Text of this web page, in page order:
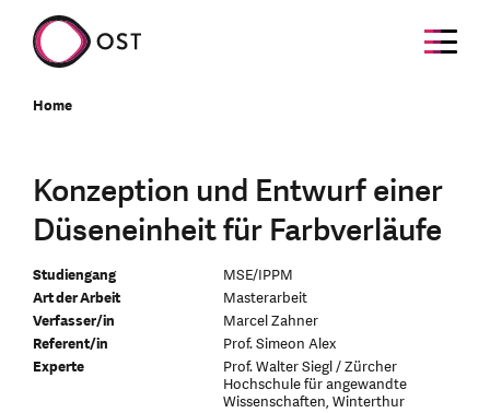
Home
Konzeption und Entwurf einer
Düseneinheit für Farbverläufe
Studiengang
MSE/IPPM
Art der Arbeit
Masterarbeit
Verfasser/in
Marcel Zahner
Referent/in
Prof. Simeon Alex
Experte
Prof. Walter Siegl / Zürcher
Hochschule für angewandte
Wissenschaften, Winterthur